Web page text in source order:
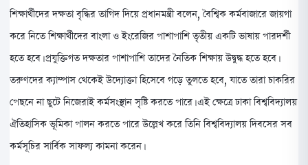
শিক্ষার্থীদের দক্ষতা বৃদ্ধির তাগিদ দিয়ে প্রধানমন্ত্রী বলেন, বৈশ্বিক কর্মবাজারে জায়গা
করে নিতে শিক্ষার্থীদের বাংলা ও ইংরেজির পাশাপাশি তৃতীয় একটি ভাষায় পারদর্শী
হতে হবে। প্রযুক্তিগত দক্ষতার পাশাপাশি তাদের নৈতিক শিক্ষায় উদ্বুদ্ধ হতে হবে।
তরুণদের ক্যাম্পাস থেকেই উদ্যোক্তা হিসেবে গড়ে তুলতে হবে, যাতে তারা চাকরির
পেছনে না ছুটে নিজেরাই কর্মসংস্থান সৃষ্টি করতে পারে। এই ক্ষেত্রে ঢাকা বিশ্ববিদ্যালয়
ঐতিহাসিক ভূমিকা পালন করতে পারে উল্লেখ করে তিনি বিশ্ববিদ্যালয় দিবসের সব
কর্মসূচির সার্বিক সাফল্য কামনা করেন।